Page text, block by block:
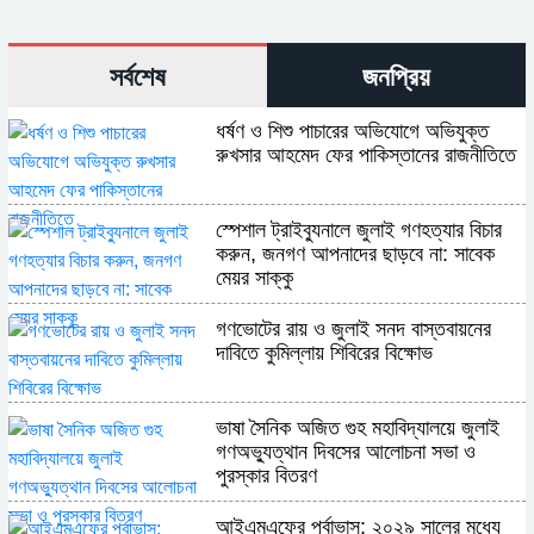
সর্বশেষ জনপ্রিয়
ধর্ষণ ও শিশু পাচারের অভিযোগে অভিযুক্ত
রুখসার আহমেদ ফের পাকিস্তানের রাজনীতিতে
স্পেশাল ট্রাইব্যুনালে জুলাই গণহত্যার বিচার
করুন, জনগণ আপনাদের ছাড়বে না: সাবেক
মেয়র সাক্কু
গণভোটের রায় ও জুলাই সনদ বাস্তবায়নের
দাবিতে কুমিল্লায় শিবিরের বিক্ষোভ
ভাষা সৈনিক অজিত গুহ মহাবিদ্যালয়ে জুলাই
গণঅভ্যুত্থান দিবসের আলোচনা সভা ও
পুরস্কার বিতরণ
​আইএমএফের পূর্বাভাস: ২০২৯ সালের মধ্যে